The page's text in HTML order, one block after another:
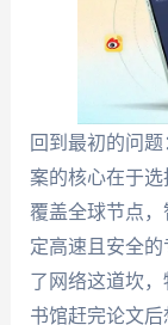
回到最初的问
案的核心在于
覆盖全球节点
定高速且安全
了网络这道坎
书馆赶完论文